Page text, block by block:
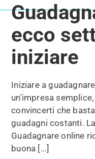
ecco
iniziare
Iniziare a
un'impresa
convincerti che
guadagni costanti.
Guadagnare online
buona [...]